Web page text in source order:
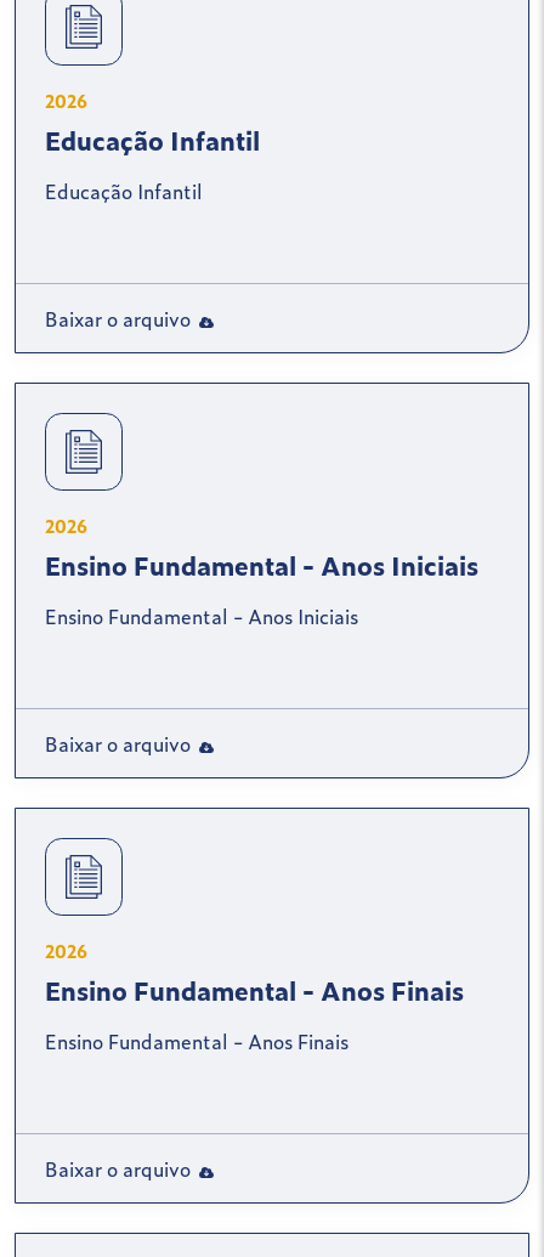
2026
Educação Infantil
Educação Infantil
Baixar o arquivo
2026
Ensino Fundamental - Anos Iniciais
Ensino Fundamental - Anos Iniciais
Baixar o arquivo
2026
Ensino Fundamental - Anos Finais
Ensino Fundamental - Anos Finais
Baixar o arquivo